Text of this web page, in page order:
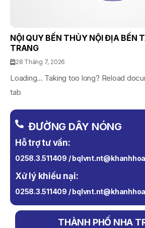
NỘI QUY BẾN THỦY NỘI ĐỊA BẾN
TRANG
28 Tháng 7, 2026
Loading... Taking too long? Reload
tab
ĐƯỜNG DÂY NÓNG
Hỗ trợ tư vấn:
0258.3.511409 /
Xử lý khiếu nại:
0258.3.511409 /
THÀNH PHỐ NHA